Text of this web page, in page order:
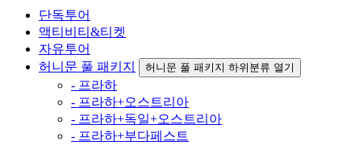
단독투어
액티비티&티켓
자유투어
허니문 풀 패키지
허니문 풀 패키지 하위분류 열기
- 프라하
- 프라하+오스트리아
- 프라하+독일+오스트리아
- 프라하+부다페스트